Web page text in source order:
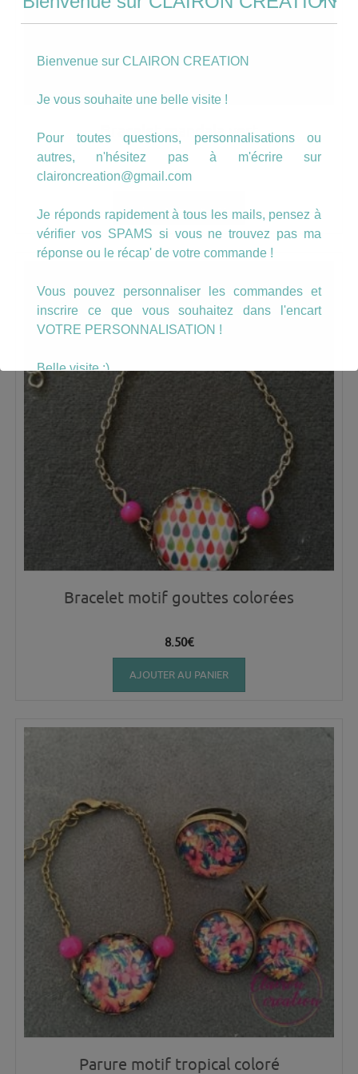
Bracelet mandala vert
8.50€
AJOUTER AU PANIER
Bracelet motif gouttes colorées
8.50€
AJOUTER AU PANIER
Parure motif tropical coloré
Bienvenue sur CLAIRON CREATION
Je vous souhaite une belle visite !
Pour toutes questions, personnalisations ou
autres, n'hésitez pas à m'écrire sur
claironcreation@gmail.com
Je réponds rapidement à tous les mails, pensez à
vérifier vos SPAMS si vous ne trouvez pas ma
réponse ou le récap' de votre commande !
Vous pouvez personnaliser les commandes et
inscrire ce que vous souhaitez dans l'encart
VOTRE PERSONNALISATION !
Belle visite :)